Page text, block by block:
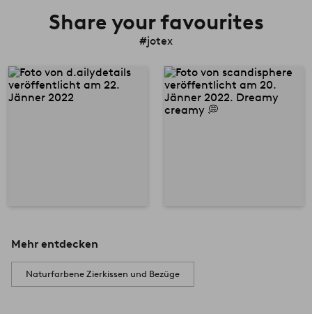
Share your favourites
#jotex
Mehr entdecken
Naturfarbene Zierkissen und Bezüge